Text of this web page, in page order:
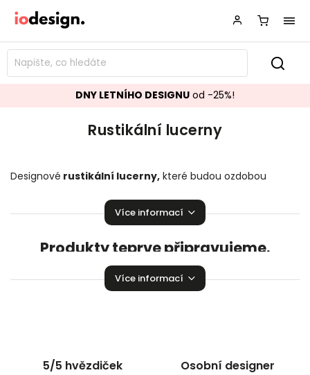
DNY LETNÍHO DESIGNU od -25%!
Rustikální lucerny
Designové rustikální lucerny, které budou ozdobou
Více informací
Produkty teprve připravujeme.
Můžete se ale podívat na ostatní kategorie.
Více informací
5/5 hvězdiček Osobní designer